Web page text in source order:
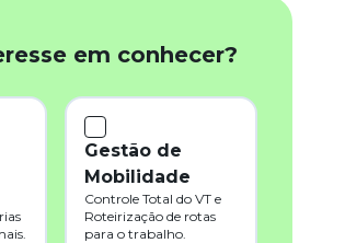
em conhecer?
Gestão de
Mobilidade
Controle Total do VT e
Roteirização de rotas
para o trabalho.